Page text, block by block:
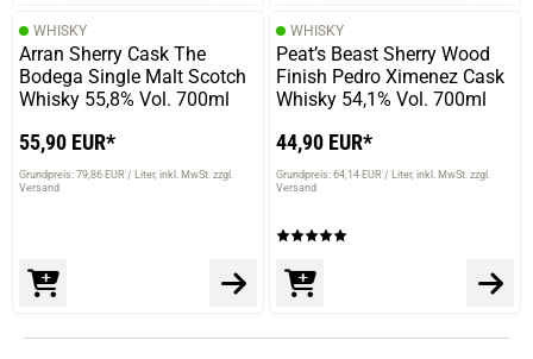
WHISKY
Arran Sherry Cask The
Bodega Single Malt Scotch
Whisky 55,8% Vol. 700ml
55,90 EUR*
Grundpreis: 79,86 EUR / Liter inkl. MwSt. zzgl.
Versand
WHISKY
Peat’s Beast Sherry Wood
Finish Pedro Ximenez Cask
Whisky 54,1% Vol. 700ml
44,90 EUR*
Grundpreis: 64,14 EUR / Liter inkl. MwSt. zzgl.
Versand